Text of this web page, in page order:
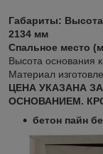
Габариты:
2134 мм
Спальное место
Высота основания
Материал
ЦЕНА УКАЗАНА
ОСНОВАНИЕМ.
бетон пайн